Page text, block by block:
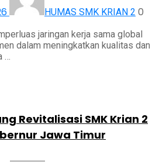
HUMAS SMK KRIAN 2 0
jaringan kerja sama global
dalam meningkatkan kualitas dan
Revitalisasi SMK Krian 2
Jawa Timur